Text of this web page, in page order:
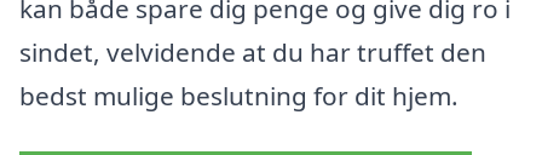
kan både spare dig penge og give dig ro i
sindet, velvidende at du har truffet den
bedst mulige beslutning for dit hjem.